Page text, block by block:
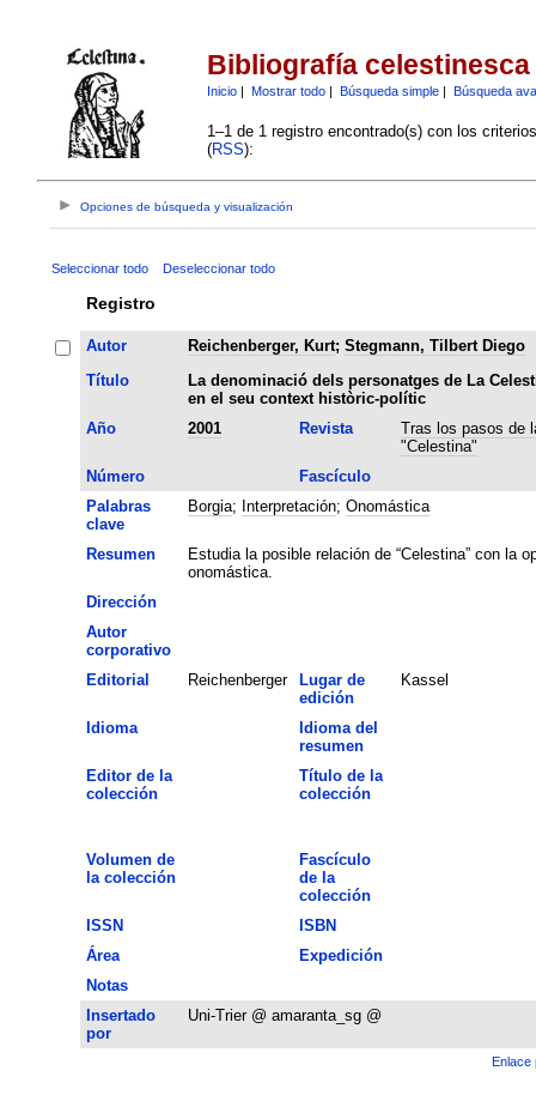
Bibliografía celestinesca
Inicio| Mostrar todo| Búsqueda simple| Búsqueda
1–1 de 1 registro encontrado(s) con los
(RSS):
Opciones de búsqueda y visualización
Seleccionar todo Deseleccionar todo
Registro
Autor Reichenberger, Kurt; Stegmann, Tilbert Diego
Título
La denominació dels personatges de La
en el seu context històric-polític
Año
2001 Revista
Tras los pasos de
"Celestina"
Número
Fascículo
Palabras
clave
Borgia; Interpretación; Onomástica
Resumen
Estudia la posible relación de “Celestina” con la
onomástica.
Dirección
Autor
corporativo
Editorial
Reichenberger
Lugar de
edición
Kassel
Idioma
Idioma del
resumen
Editor de la
colección
Título de la
colección
Volumen de
la colección
Fascículo
de la
colección
ISSN
ISBN
Área
Expedición
Notas
Insertado
por
Uni-Trier @ amaranta_sg @
Enlace